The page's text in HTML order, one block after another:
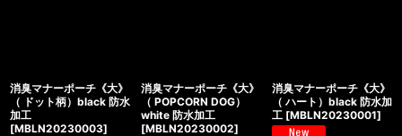
消臭マナーポーチ《大》
（ ドット柄）black 防水
加工
[MBLN20230003]
消臭マナーポーチ《大》
（ POPCORN DOG）
white 防水加工
[MBLN20230002]
消臭マナーポーチ《大》
（ ハート）black 防水加
工 [MBLN20230001]